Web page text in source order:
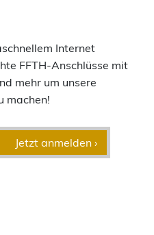
Internet
FFTH-Anschlüsse mit
mehr um unsere
machen!
Jetzt anmelden ›